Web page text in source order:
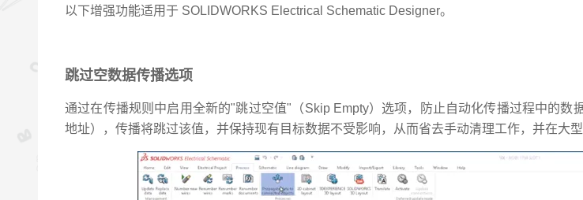
以下增强功能适用于 SOLIDWORKS Electrical Schematic Designer。
跳过空数据传播选项
通过在传播规则中启用全新的"跳过空值"（Skip Empty）选项，防止自动化传播过程中的数
地址），传播将跳过该值，并保持现有目标数据不受影响，从而省去手动清理工作，并在大